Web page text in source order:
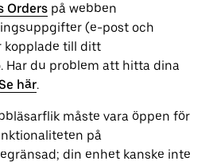
Orders på webben
(e-post och
kopplade till ditt
Har du problem att hitta dina
här.
måste vara öppen för
på
din enhet kanske inte